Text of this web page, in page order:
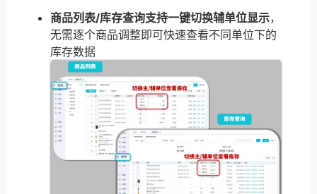
商品列表/库存查询支持一键切换辅单位显示，
无需逐个商品调整即可快速查看不同单位下的
库存数据